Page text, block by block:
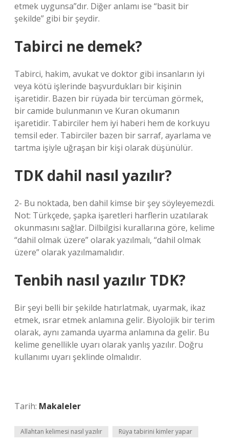
etmek uygunsa”dır. Diğer anlamı ise “basit bir
şekilde” gibi bir şeydir.
Tabirci ne demek?
Tabirci, hakim, avukat ve doktor gibi insanların iyi
veya kötü işlerinde başvurdukları bir kişinin
işaretidir. Bazen bir rüyada bir tercüman görmek,
bir camide bulunmanın ve Kuran okumanın
işaretidir. Tabirciler hem iyi haberi hem de korkuyu
temsil eder. Tabirciler bazen bir sarraf, ayarlama ve
tartma işiyle uğraşan bir kişi olarak düşünülür.
TDK dahil nasıl yazılır?
2- Bu noktada, ben dahil kimse bir şey söyleyemezdi.
Not: Türkçede, şapka işaretleri harflerin uzatılarak
okunmasını sağlar. Dilbilgisi kurallarına göre, kelime
“dahil olmak üzere” olarak yazılmalı, “dahil olmak
üzere” olarak yazılmamalıdır.
Tenbih nasıl yazılır TDK?
Bir şeyi belli bir şekilde hatırlatmak, uyarmak, ikaz
etmek, ısrar etmek anlamına gelir. Biyolojik bir terim
olarak, aynı zamanda uyarma anlamına da gelir. Bu
kelime genellikle uyarı olarak yanlış yazılır. Doğru
kullanımı uyarı şeklinde olmalıdır.
Tarih: Makaleler
Allahtan kelimesi nasıl yazılır Rüya tabirini kimler yapar